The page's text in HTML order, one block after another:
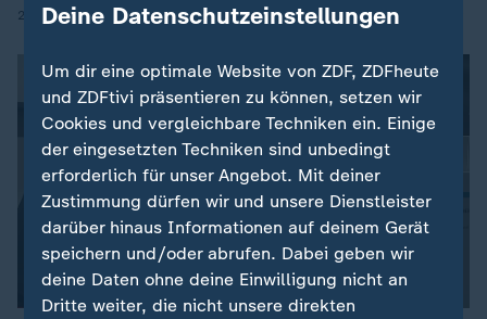
26.02.2019 | 23:01
Deine Datenschutzeinstellungen
Um dir eine optimale Website von ZDF, ZDFheute
und ZDFtivi präsentieren zu können, setzen wir
Cookies und vergleichbare Techniken ein. Einige
der eingesetzten Techniken sind unbedingt
erforderlich für unser Angebot. Mit deiner
Zustimmung dürfen wir und unsere Dienstleister
darüber hinaus Informationen auf deinem Gerät
speichern und/oder abrufen. Dabei geben wir
deine Daten ohne deine Einwilligung nicht an
Dritte weiter, die nicht unsere direkten